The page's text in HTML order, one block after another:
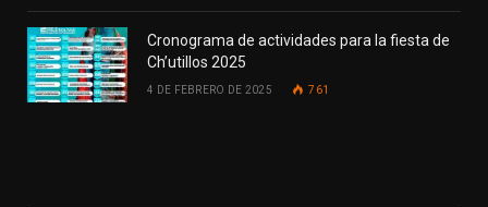
Cronograma de actividades para la fiesta de
Ch’utillos 2025
4 DE FEBRERO DE 2025 761